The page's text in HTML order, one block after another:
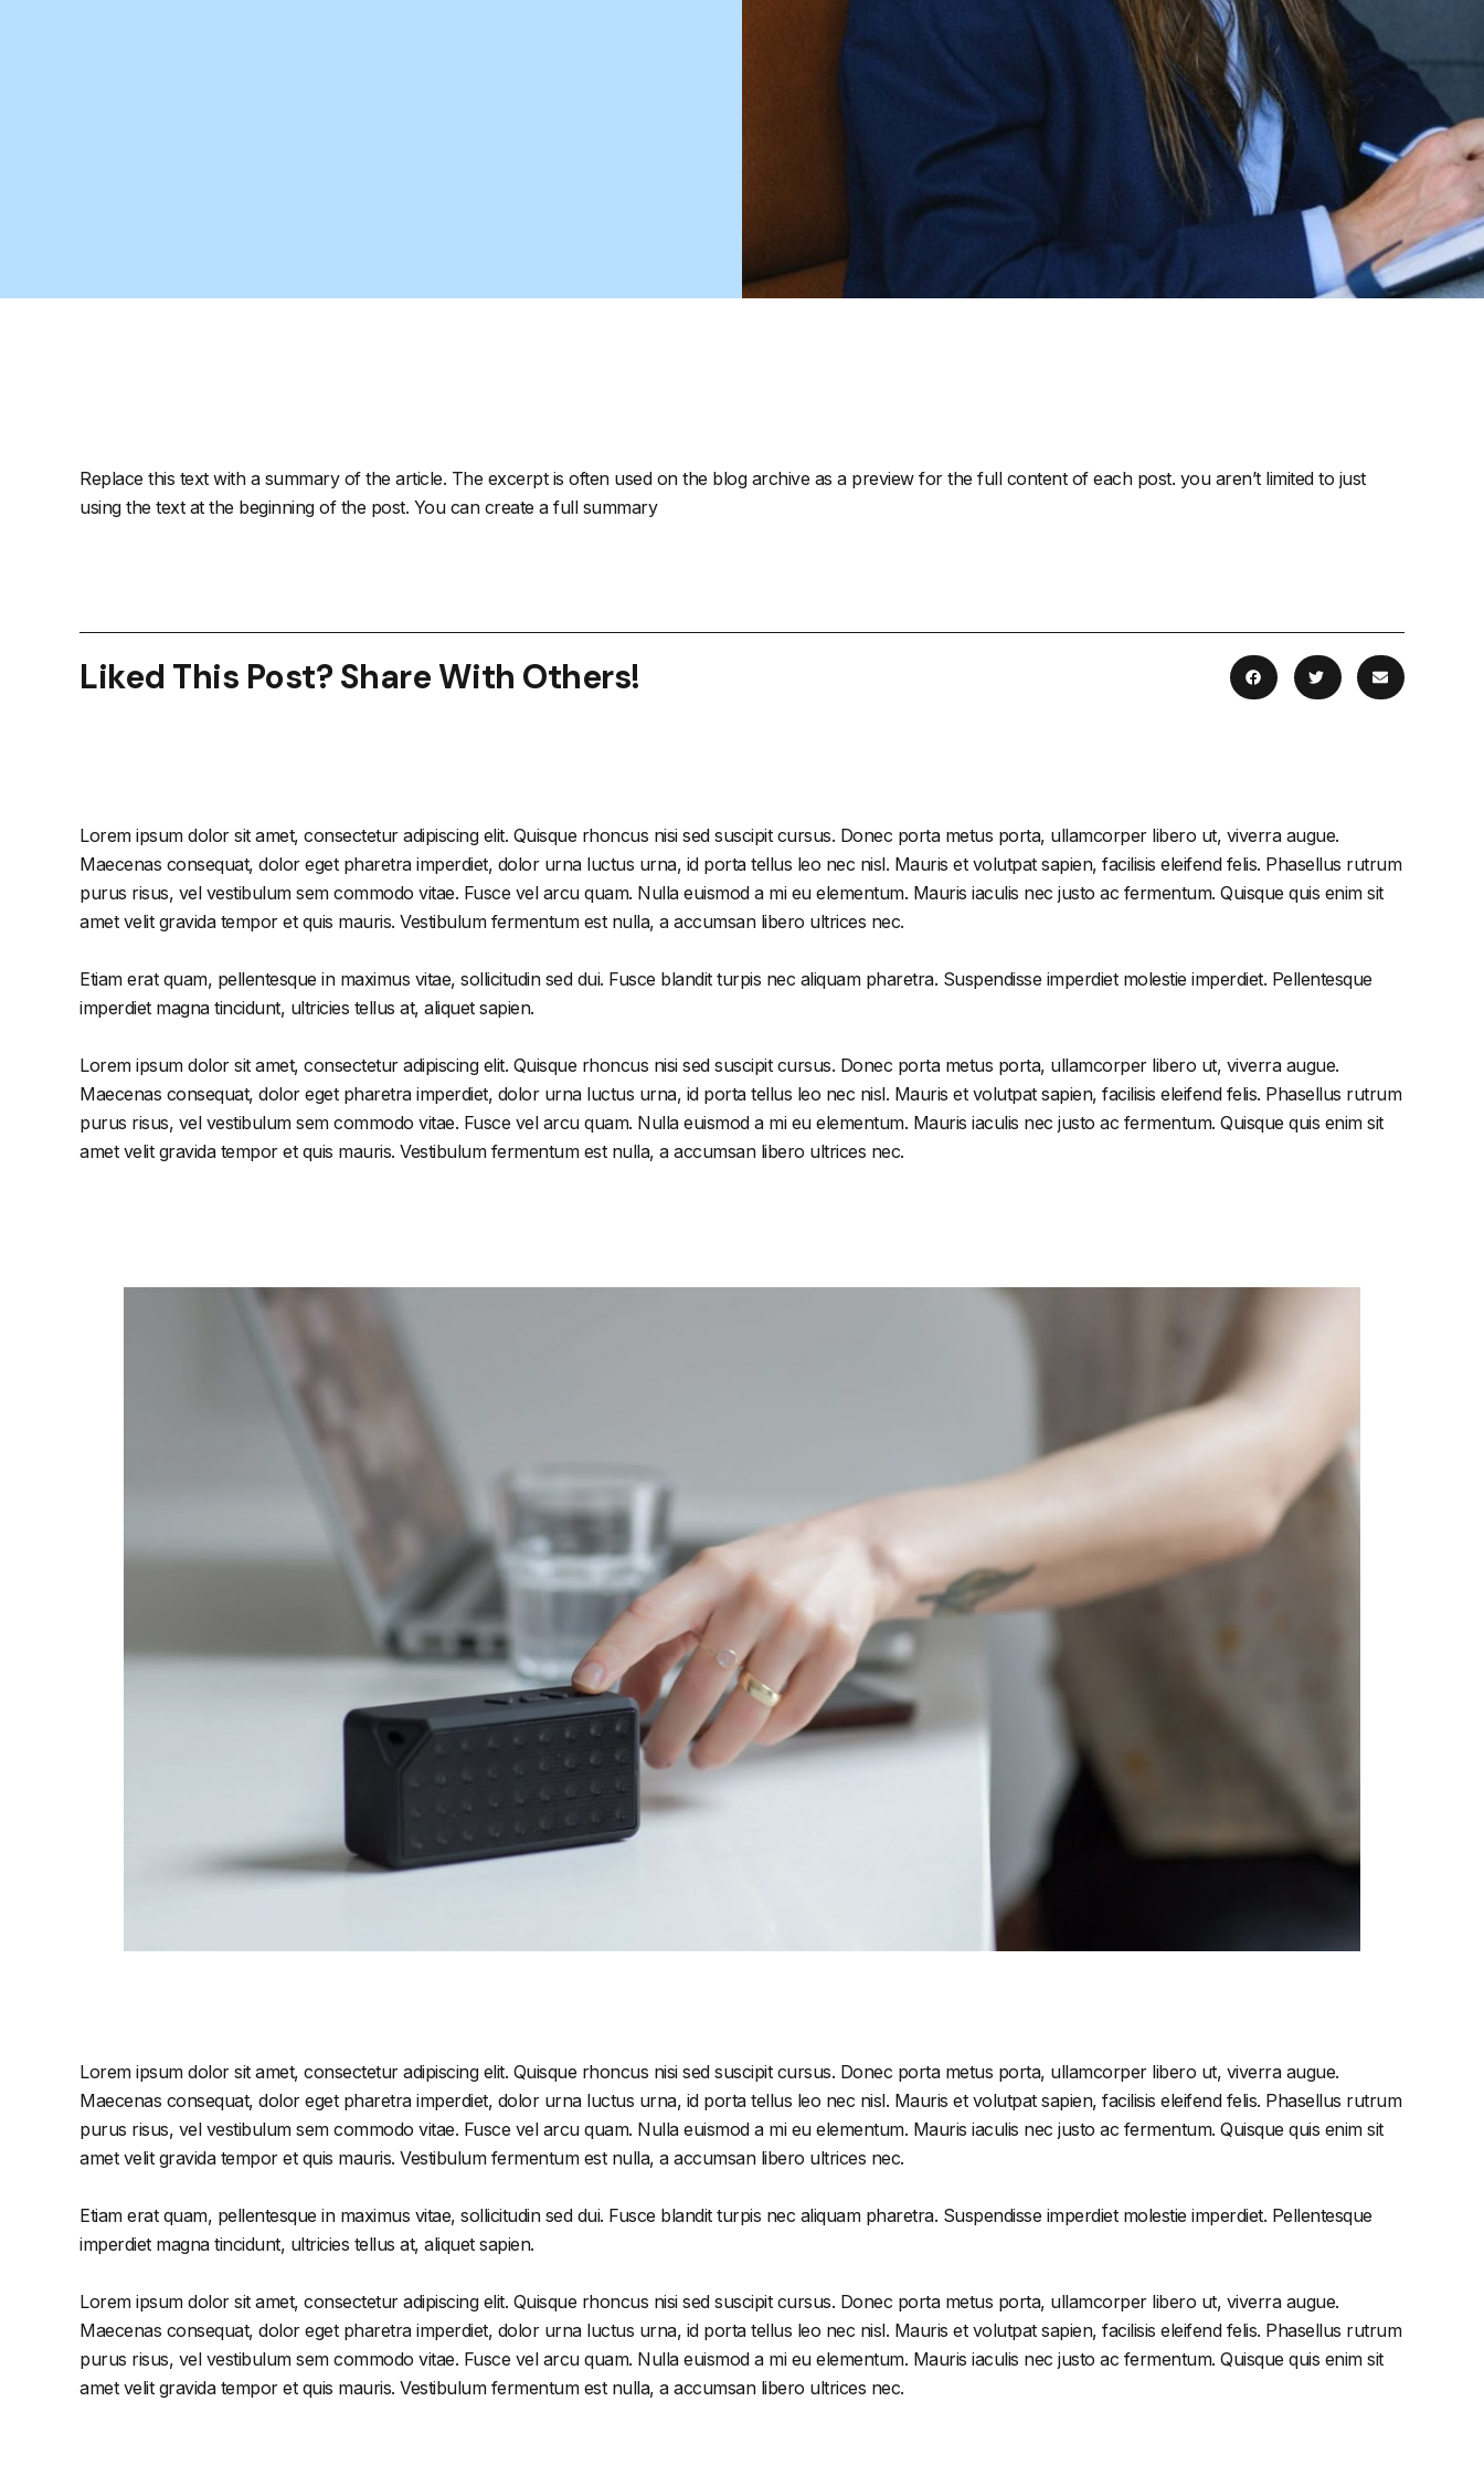
Replace this text with a summary of the article. The excerpt is often used on the blog archive as a preview for the full content of each post. you aren’t limited to just
using the text at the beginning of the post. You can create a full summary
Liked This Post? Share With Others!
Lorem ipsum dolor sit amet, consectetur adipiscing elit. Quisque rhoncus nisi sed suscipit cursus. Donec porta metus porta, ullamcorper libero ut, viverra augue.
Maecenas consequat, dolor eget pharetra imperdiet, dolor urna luctus urna, id porta tellus leo nec nisl. Mauris et volutpat sapien, facilisis eleifend felis. Phasellus rutrum
purus risus, vel vestibulum sem commodo vitae. Fusce vel arcu quam. Nulla euismod a mi eu elementum. Mauris iaculis nec justo ac fermentum. Quisque quis enim sit
amet velit gravida tempor et quis mauris. Vestibulum fermentum est nulla, a accumsan libero ultrices nec.
Etiam erat quam, pellentesque in maximus vitae, sollicitudin sed dui. Fusce blandit turpis nec aliquam pharetra. Suspendisse imperdiet molestie imperdiet. Pellentesque
imperdiet magna tincidunt, ultricies tellus at, aliquet sapien.
Lorem ipsum dolor sit amet, consectetur adipiscing elit. Quisque rhoncus nisi sed suscipit cursus. Donec porta metus porta, ullamcorper libero ut, viverra augue.
Maecenas consequat, dolor eget pharetra imperdiet, dolor urna luctus urna, id porta tellus leo nec nisl. Mauris et volutpat sapien, facilisis eleifend felis. Phasellus rutrum
purus risus, vel vestibulum sem commodo vitae. Fusce vel arcu quam. Nulla euismod a mi eu elementum. Mauris iaculis nec justo ac fermentum. Quisque quis enim sit
amet velit gravida tempor et quis mauris. Vestibulum fermentum est nulla, a accumsan libero ultrices nec.
Lorem ipsum dolor sit amet, consectetur adipiscing elit. Quisque rhoncus nisi sed suscipit cursus. Donec porta metus porta, ullamcorper libero ut, viverra augue.
Maecenas consequat, dolor eget pharetra imperdiet, dolor urna luctus urna, id porta tellus leo nec nisl. Mauris et volutpat sapien, facilisis eleifend felis. Phasellus rutrum
purus risus, vel vestibulum sem commodo vitae. Fusce vel arcu quam. Nulla euismod a mi eu elementum. Mauris iaculis nec justo ac fermentum. Quisque quis enim sit
amet velit gravida tempor et quis mauris. Vestibulum fermentum est nulla, a accumsan libero ultrices nec.
Etiam erat quam, pellentesque in maximus vitae, sollicitudin sed dui. Fusce blandit turpis nec aliquam pharetra. Suspendisse imperdiet molestie imperdiet. Pellentesque
imperdiet magna tincidunt, ultricies tellus at, aliquet sapien.
Lorem ipsum dolor sit amet, consectetur adipiscing elit. Quisque rhoncus nisi sed suscipit cursus. Donec porta metus porta, ullamcorper libero ut, viverra augue.
Maecenas consequat, dolor eget pharetra imperdiet, dolor urna luctus urna, id porta tellus leo nec nisl. Mauris et volutpat sapien, facilisis eleifend felis. Phasellus rutrum
purus risus, vel vestibulum sem commodo vitae. Fusce vel arcu quam. Nulla euismod a mi eu elementum. Mauris iaculis nec justo ac fermentum. Quisque quis enim sit
amet velit gravida tempor et quis mauris. Vestibulum fermentum est nulla, a accumsan libero ultrices nec.